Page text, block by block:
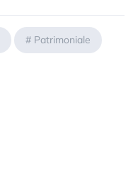
# Patrimoniale